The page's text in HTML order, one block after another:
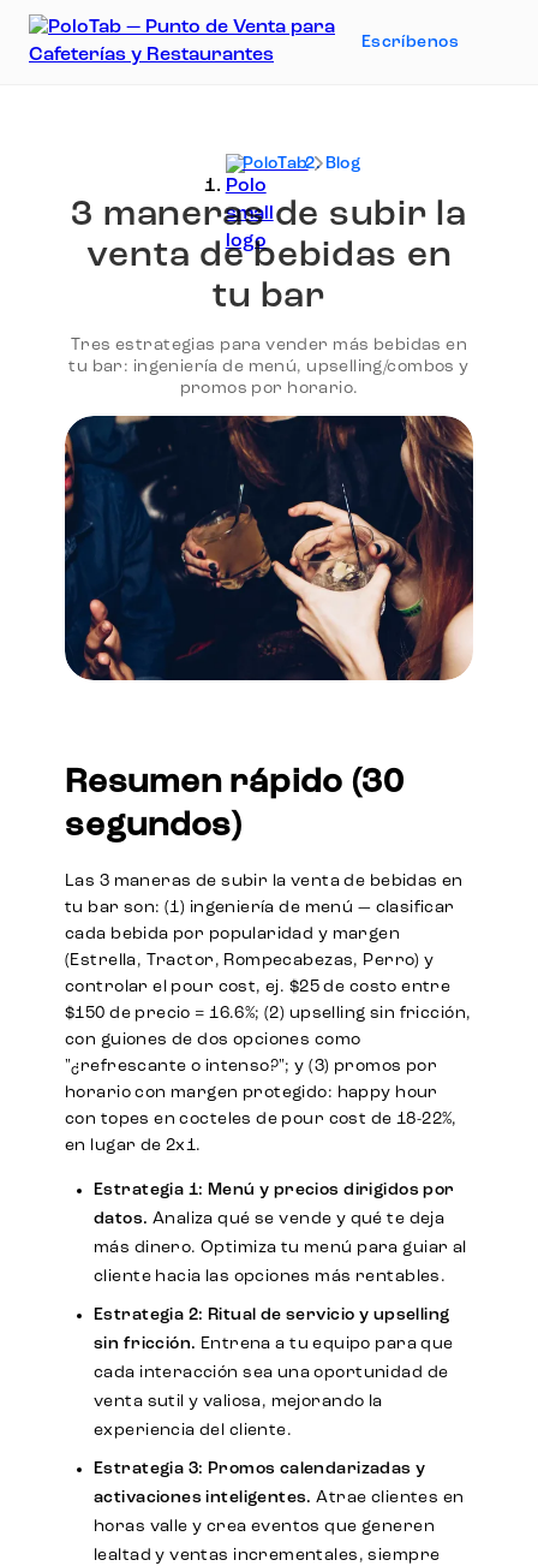
Escríbenos
PoloTab Blog
3 maneras de subir la
venta de bebidas en
tu bar
Tres estrategias para vender más bebidas en
tu bar: ingeniería de menú, upselling/combos y
promos por horario.
Resumen rápido (30
segundos)
Las 3 maneras de subir la venta de bebidas en
tu bar son: (1) ingeniería de menú — clasificar
cada bebida por popularidad y margen
(Estrella, Tractor, Rompecabezas, Perro) y
controlar el pour cost, ej. $25 de costo entre
$150 de precio = 16.6%; (2) upselling sin fricción,
con guiones de dos opciones como
"¿refrescante o intenso?"; y (3) promos por
horario con margen protegido: happy hour
con topes en cocteles de pour cost de 18-22%,
en lugar de 2x1.
Estrategia 1: Menú y precios dirigidos por
datos. Analiza qué se vende y qué te deja
más dinero. Optimiza tu menú para guiar al
cliente hacia las opciones más rentables.
Estrategia 2: Ritual de servicio y upselling
sin fricción. Entrena a tu equipo para que
cada interacción sea una oportunidad de
venta sutil y valiosa, mejorando la
experiencia del cliente.
Estrategia 3: Promos calendarizadas y
activaciones inteligentes. Atrae clientes en
horas valle y crea eventos que generen
lealtad y ventas incrementales, siempre